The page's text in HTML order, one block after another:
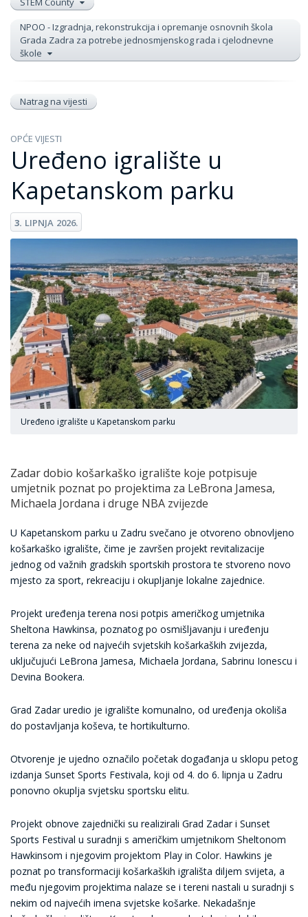
NPOO - Izgradnja, rekonstrukcija i opremanje osnovnih škola
Grada Zadra za potrebe jednosmjenskog rada i cjelodnevne
škole
Natrag na vijesti
OPĆE VIJESTI
Uređeno igralište u
Kapetanskom parku
3. LIPNJA 2026.
Uređeno igralište u Kapetanskom parku
Zadar dobio košarkaško igralište koje potpisuje
umjetnik poznat po projektima za LeBrona Jamesa,
Michaela Jordana i druge NBA zvijezde
U Kapetanskom parku u Zadru svečano je otvoreno obnovljeno
košarkaško igralište, čime je završen projekt revitalizacije
jednog od važnih gradskih sportskih prostora te stvoreno novo
mjesto za sport, rekreaciju i okupljanje lokalne zajednice.
Projekt uređenja terena nosi potpis američkog umjetnika
Sheltona Hawkinsa, poznatog po osmišljavanju i uređenju
terena za neke od najvećih svjetskih košarkaških zvijezda,
uključujući LeBrona Jamesa, Michaela Jordana, Sabrinu Ionescu i
Devina Bookera.
Grad Zadar uredio je igralište komunalno, od uređenja okoliša
do postavljanja koševa, te hortikulturno.
Otvorenje je ujedno označilo početak događanja u sklopu petog
izdanja Sunset Sports Festivala, koji od 4. do 6. lipnja u Zadru
ponovno okuplja svjetsku sportsku elitu.
Projekt obnove zajednički su realizirali Grad Zadar i Sunset
Sports Festival u suradnji s američkim umjetnikom Sheltonom
Hawkinsom i njegovim projektom Play in Color. Hawkins je
poznat po transformaciji košarkaških igrališta diljem svijeta, a
među njegovim projektima nalaze se i tereni nastali u suradnji s
nekim od najvećih imena svjetske košarke. Nekadašnje